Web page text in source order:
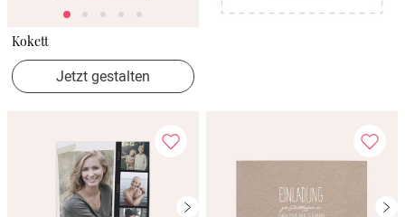
Kokett
Jetzt gestalten